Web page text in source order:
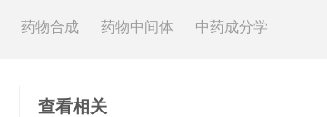
药物合成 药物中间体 中药成分学
查看相关